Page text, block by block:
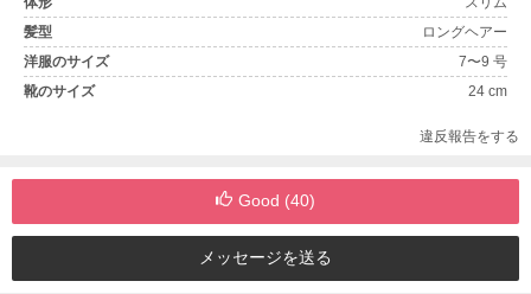
髪型
ロングヘアー
洋服のサイズ
7〜9 号
靴のサイズ
24 cm
違反報告をする
Good (40)
メッセージを送る